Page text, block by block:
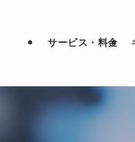
サービス・料金